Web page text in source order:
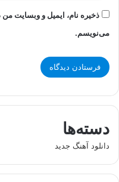
ذخیره نام، ایمیل و وبسایت من
می‌نویسم.
دسته‌ها
دانلود آهنگ جدید